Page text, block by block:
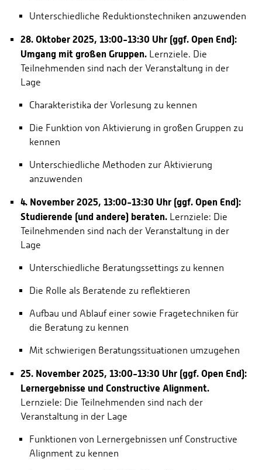
Unterschiedliche Reduktionstechniken anzuwenden
28. Oktober 2025, 13:00-13:30 Uhr (ggf. Open End):
Umgang mit großen Gruppen. Lernziele. Die
Teilnehmenden sind nach der Veranstaltung in der
Lage
Charakteristika der Vorlesung zu kennen
Die Funktion von Aktivierung in großen Gruppen zu
kennen
Unterschiedliche Methoden zur Aktivierung
anzuwenden
4. November 2025, 13:00-13:30 Uhr (ggf. Open End):
Studierende (und andere) beraten. Lernziele: Die
Teilnehmenden sind nach der Veranstaltung in der
Lage
Unterschiedliche Beratungssettings zu kennen
Die Rolle als Beratende zu reflektieren
Aufbau und Ablauf einer sowie Fragetechniken für
die Beratung zu kennen
Mit schwierigen Beratungssituationen umzugehen
25. November 2025, 13:00-13:30 Uhr (ggf. Open End):
Lernergebnisse und Constructive Alignment.
Lernziele: Die Teilnehmenden sind nach der
Veranstaltung in der Lage
Funktionen von Lernergebnissen unf Constructive
Alignment zu kennen